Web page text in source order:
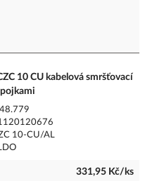
10 CU kabelová smršťovací
10-CU/AL
331,95 Kč/ks